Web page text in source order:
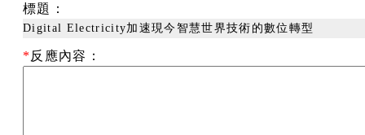
標題：
Digital Electricity加速現今智慧世界技術的數位轉型
* 反應內容：